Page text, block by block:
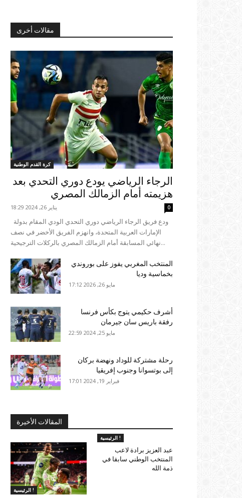
مقالات أخرى
كرة القدم الوطنية
الرجاء الرياضي يودع دوري التحدي بعد
هزيمته أمام الزمالك المصري
يناير 26, 2024 18:29 0
الإمارات العربية المتحدة، وانهزم الفريق الأخضر في نصف
نهائي المسابقة أمام الزمالك المصري بالركلات الترجيحية...
المنتخب المغربي يفوز على بوروندي
بخماسية وديا
مايو 26, 2026 17:12
أشرف حكيمي يتوج بكأس فرنسا
رفقة باريس سان جيرمان
مايو 25, 2024 22:59
رحلة مشتركة للوداد ونهضة بركان
إلى بوتسوانا وجنوب إفريقيا
فبراير 19, 2024 17:01
المقالات الأخيرة
الرئيسية !
الرئيسية !
عبد العزيز برادة لاعب
المنتخب الوطني سابقا في
ذمة الله